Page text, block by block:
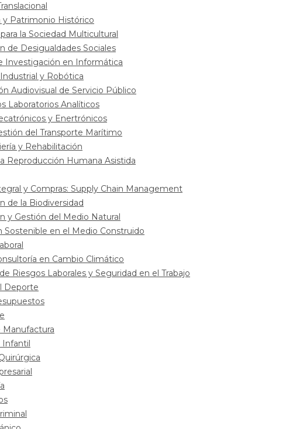
y Patrimonio Histórico
la Sociedad Multicultural
de Desigualdades Sociales
Investigación en Informática
y Robótica
Audiovisual de Servicio Público
Laboratorios Analíticos
y Enertrónicos
del Transporte Marítimo
y Rehabilitación
Reproducción Humana Asistida
y Compras: Supply Chain Management
de la Biodiversidad
y Gestión del Medio Natural
Sostenible en el Medio Construido
en Cambio Climático
Riesgos Laborales y Seguridad en el Trabajo
Deporte
Manufactura
Infantil